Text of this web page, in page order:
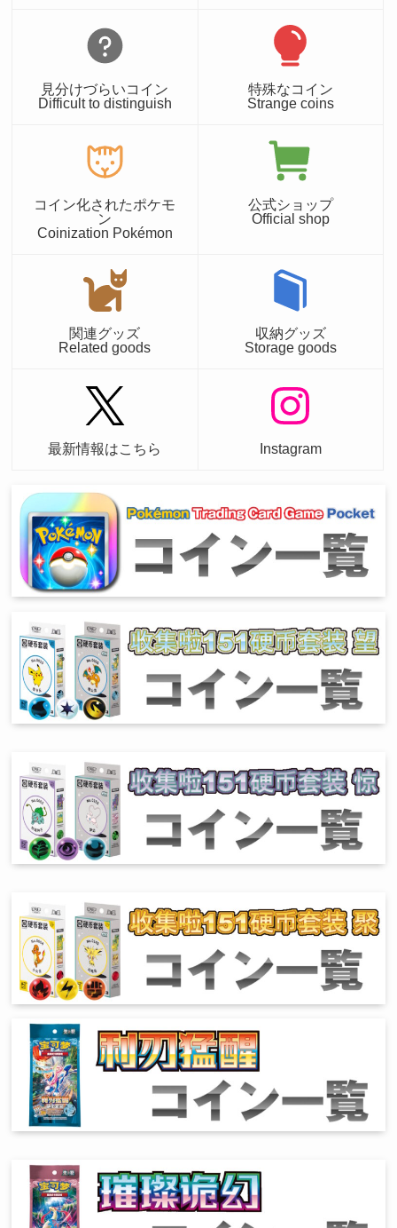
見分けづらいコイン
Difficult to distinguish
特殊なコイン
Strange coins
コイン化されたポケモ
ン
Coinization Pokémon
公式ショップ
Official shop
関連グッズ
Related goods
収納グッズ
Storage goods
最新情報はこちら Instagram